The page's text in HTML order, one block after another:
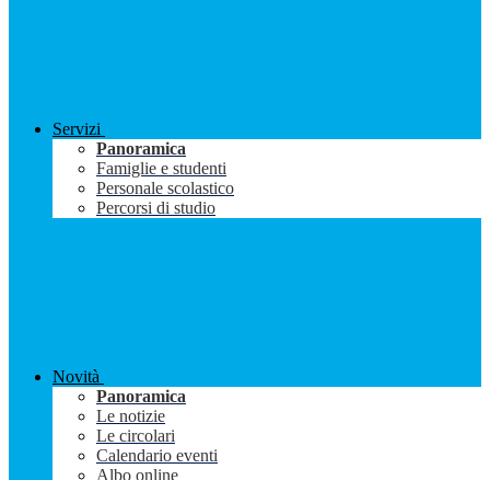
Servizi
Panoramica
Famiglie e studenti
Personale scolastico
Percorsi di studio
Novità
Panoramica
Le notizie
Le circolari
Calendario eventi
Albo online